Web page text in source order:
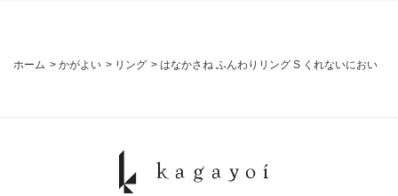
ホーム > かがよい > リング > はなかさね ふんわりリング S くれないにおい